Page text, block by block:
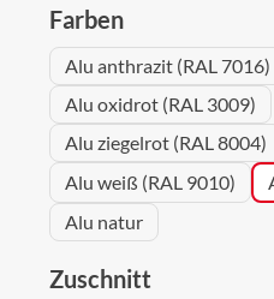
Farbenauswählen
Alu anthrazit (RAL 7016)
Alu oxidrot (RAL 3009)
Alu ziegelrot (RAL 8004)
Alu weiß (RAL 9010)
Alu natur
Zuschnitt